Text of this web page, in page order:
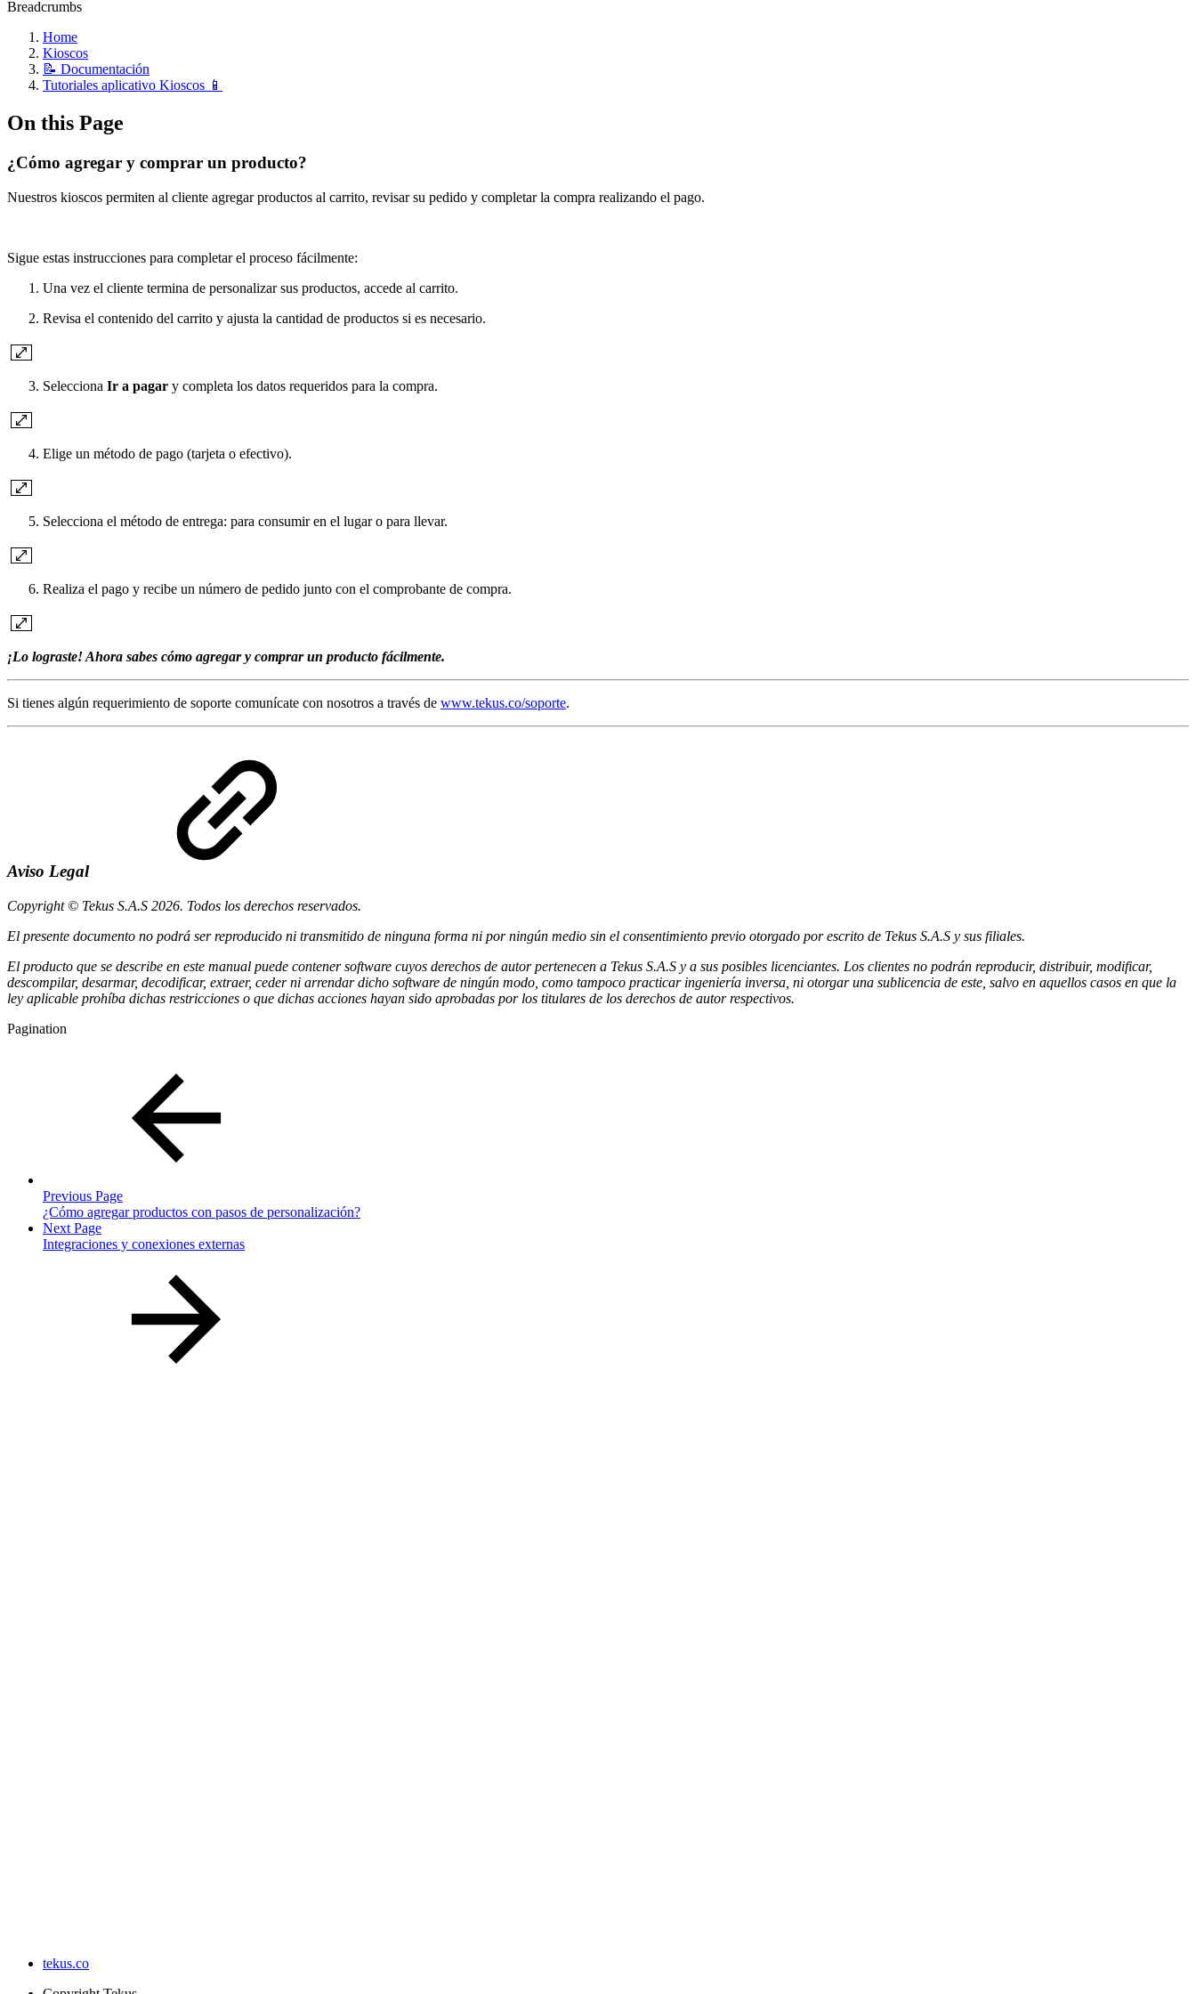
Breadcrumbs
Home
Kioscos
📝 Documentación
Tutoriales aplicativo Kioscos 📱
On this Page
¿Cómo agregar y comprar un producto?
Nuestros kioscos permiten al cliente agregar productos al carrito, revisar su pedido y completar la compra realizando el pago.
Sigue estas instrucciones para completar el proceso fácilmente:
Una vez el cliente termina de personalizar sus productos, accede al carrito.
Revisa el contenido del carrito y ajusta la cantidad de productos si es necesario.
Selecciona Ir a pagar y completa los datos requeridos para la compra.
Elige un método de pago (tarjeta o efectivo).
Selecciona el método de entrega: para consumir en el lugar o para llevar.
Realiza el pago y recibe un número de pedido junto con el comprobante de compra.
¡Lo lograste! Ahora sabes cómo agregar y comprar un producto fácilmente.
Si tienes algún requerimiento de soporte comunícate con nosotros a través de www.tekus.co/soporte.
Aviso Legal
Copyright © Tekus S.A.S 2026. Todos los derechos reservados.
El presente documento no podrá ser reproducido ni transmitido de ninguna forma ni por ningún medio sin el consentimiento previo otorgado por escrito de Tekus S.A.S y sus filiales.
El producto que se describe en este manual puede contener software cuyos derechos de autor pertenecen a Tekus S.A.S y a sus posibles licenciantes. Los clientes no podrán reproducir, distribuir, modificar,
descompilar, desarmar, decodificar, extraer, ceder ni arrendar dicho software de ningún modo, como tampoco practicar ingeniería inversa, ni otorgar una sublicencia de este, salvo en aquellos casos en que la
ley aplicable prohíba dichas restricciones o que dichas acciones hayan sido aprobadas por los titulares de los derechos de autor respectivos.
Pagination
Previous Page
¿Cómo agregar productos con pasos de personalización?
Next Page
Integraciones y conexiones externas
tekus.co